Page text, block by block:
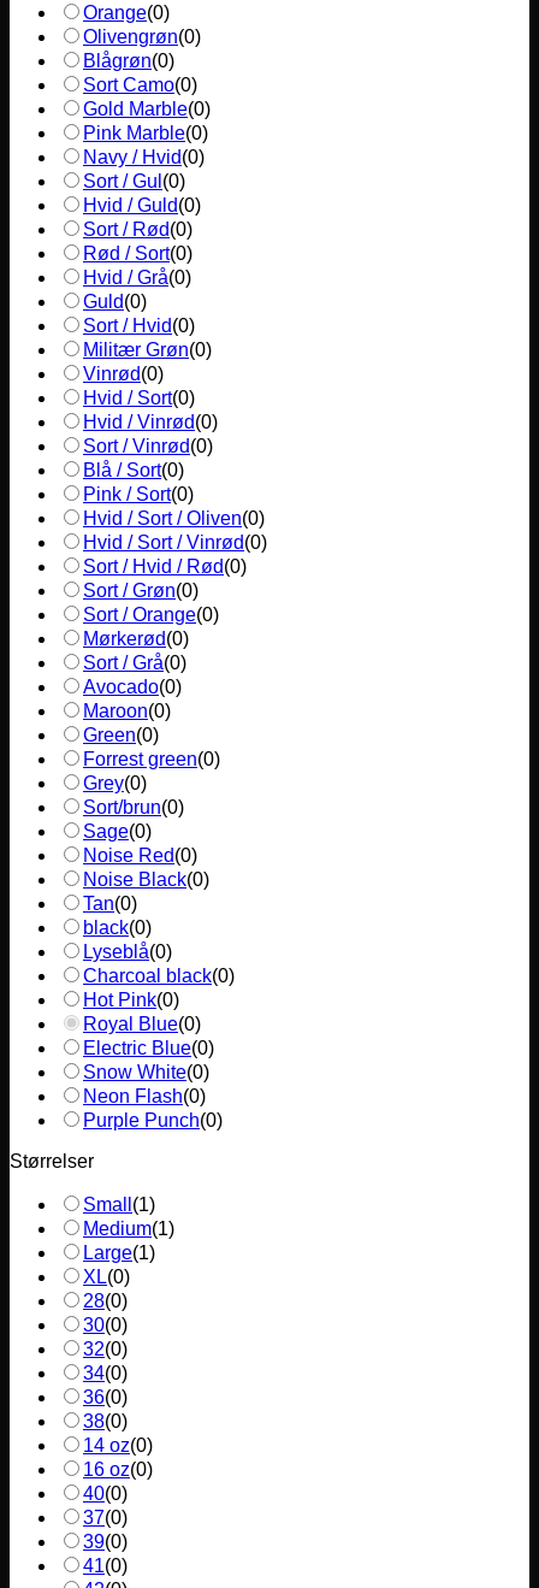
Orange(0)
Olivengrøn(0)
Blågrøn(0)
Sort Camo(0)
Gold Marble(0)
Pink Marble(0)
Navy / Hvid(0)
Sort / Gul (0)
Hvid / Guld(0)
Sort / Rød(0)
Rød / Sort(0)
Hvid / Grå(0)
Guld(0)
Sort / Hvid(0)
Militær Grøn(0)
Vinrød(0)
Hvid / Sort(0)
Hvid / Vinrød(0)
Sort / Vinrød(0)
Blå / Sort(0)
Pink / Sort(0)
Hvid / Sort / Oliven(0)
Hvid / Sort / Vinrød(0)
Sort / Hvid / Rød(0)
Sort / Grøn(0)
Sort / Orange(0)
Mørkerød(0)
Sort / Grå(0)
Avocado(0)
Maroon(0)
Green(0)
Forrest green(0)
Grey(0)
Sort/brun(0)
Sage(0)
Noise Red(0)
Noise Black(0)
Tan(0)
black(0)
Lyseblå(0)
Charcoal black(0)
Hot Pink(0)
Royal Blue(0)
Electric Blue(0)
Snow White(0)
Neon Flash(0)
Purple Punch(0)
Størrelser
Small (1)
Medium(1)
Large(1)
XL(0)
28(0)
30(0)
32(0)
34(0)
36(0)
38(0)
14 oz(0)
16 oz(0)
40(0)
37(0)
39(0)
41(0)